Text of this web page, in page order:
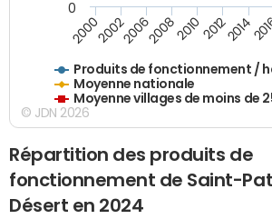
Produits de fonctionnement /
Moyenne nationale
Moyenne villages de moins de
2000200220062008201020122014
0
© JDN 2026
Répartition des produits de
fonctionnement de Saint-
Désert en 2024